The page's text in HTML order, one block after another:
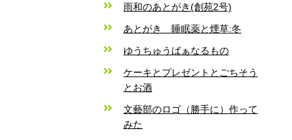
雨和のあとがき(創苑2号)
あとがき 睡眠薬と煙草:冬
ゆうちゅうばぁなるもの
ケーキとプレゼントとごちそう
とお酒
文藝部のロゴ（勝手に）作って
みた